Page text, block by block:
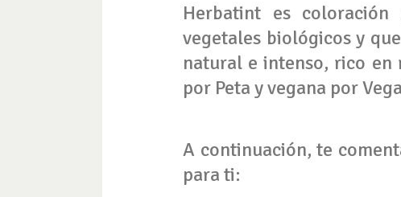
Herbatint es
vegetales biológicos y
natural e intenso, rico en
por Peta y vegana por
A continuación, te
para ti: